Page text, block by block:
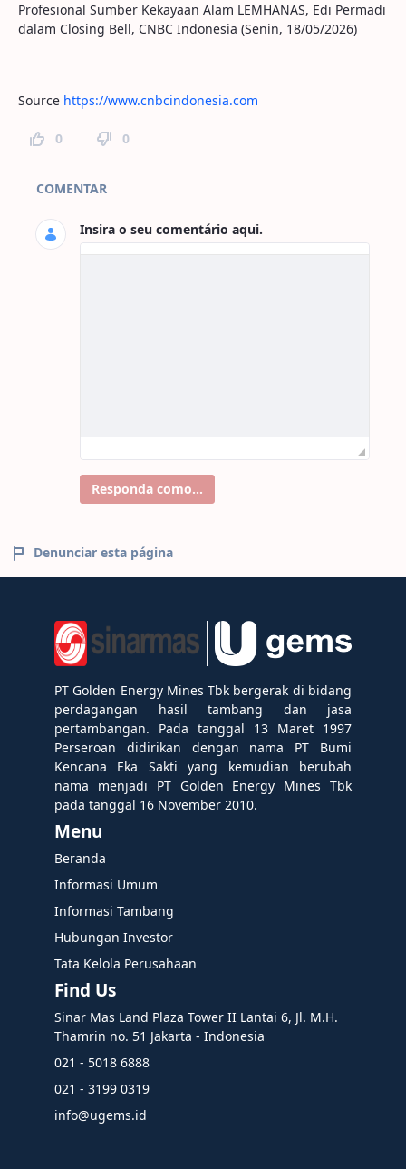
Profesional Sumber Kekayaan Alam LEMHANAS, Edi Permadi
dalam Closing Bell, CNBC Indonesia (Senin, 18/05/2026)
Source https://www.cnbcindonesia.com
0 0
Comentários da Página
COMENTAR
Insira o seu comentário aqui.
Responda como...
Denunciar esta página
PT Golden Energy Mines Tbk bergerak di bidang
perdagangan hasil tambang dan jasa
pertambangan. Pada tanggal 13 Maret 1997
Perseroan didirikan dengan nama PT Bumi
Kencana Eka Sakti yang kemudian berubah
nama menjadi PT Golden Energy Mines Tbk
pada tanggal 16 November 2010.
Menu
Beranda
Informasi Umum
Informasi Tambang
Hubungan Investor
Tata Kelola Perusahaan
Find Us
Sinar Mas Land Plaza Tower II Lantai 6, Jl. M.H.
Thamrin no. 51 Jakarta - Indonesia
021 - 5018 6888
021 - 3199 0319
info@ugems.id